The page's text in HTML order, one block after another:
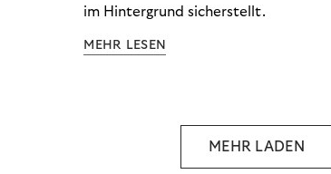
im Hintergrund sicherstellt.
MEHR LESEN
MEHR LADEN